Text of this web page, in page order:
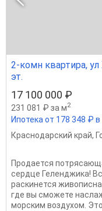
2-комн квартира,
эт.
17 100 000 ₽
231 081 ₽ за м2
Ипотека от 178 348 ₽
Краснодарский край,
Продается
сердце Геленджика!
раскинется
где вы сможете
морским воздухом.